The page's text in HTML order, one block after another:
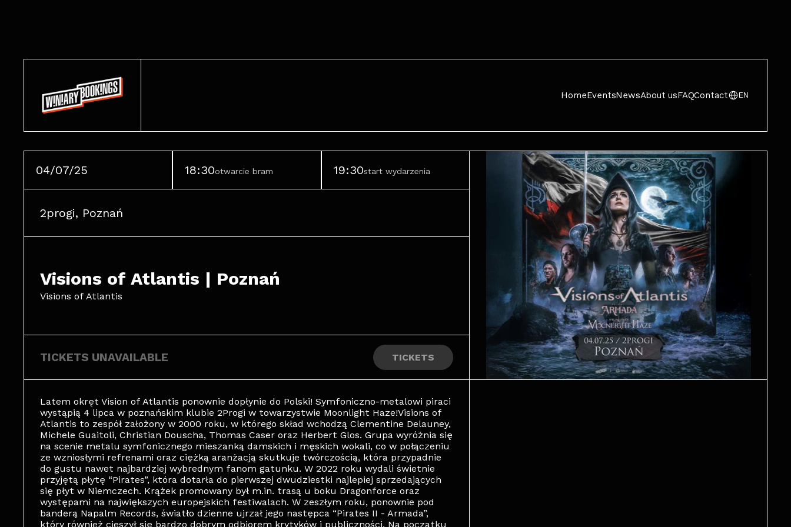
HomeEventsNewsAbout usFAQContact EN
04/07/25 18:30otwarcie bram 19:30start wydarzenia
2progi, Poznań
Visions of Atlantis | Poznań
Visions of Atlantis
TICKETS UNAVAILABLE TICKETS
Latem okręt Vision of Atlantis ponownie dopłynie do Polski! Symfoniczno-metalowi piraci
wystąpią 4 lipca w poznańskim klubie 2Progi w towarzystwie Moonlight Haze!Visions of
Atlantis to zespół założony w 2000 roku, w którego skład wchodzą Clementine Delauney,
Michele Guaitoli, Christian Douscha, Thomas Caser oraz Herbert Glos. Grupa wyróżnia się
na scenie metalu symfonicznego mieszanką damskich i męskich wokali, co w połączeniu
ze wzniosłymi refrenami oraz ciężką aranżacją skutkuje twórczością, która przypadnie
do gustu nawet najbardziej wybrednym fanom gatunku. W 2022 roku wydali świetnie
przyjętą płytę “Pirates”, która dotarła do pierwszej dwudziestki najlepiej sprzedających
się płyt w Niemczech. Krążek promowany był m.in. trasą u boku Dragonforce oraz
występami na największych europejskich festiwalach. W zeszłym roku, ponownie pod
banderą Napalm Records, światło dzienne ujrzał jego następca “Pirates II - Armada”,
który również cieszył się bardzo dobrym odbiorem krytyków i publiczności. Na początku